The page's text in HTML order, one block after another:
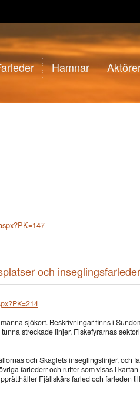
Hamnar
och inseglingsfarleder
sjökort. Beskrivningar finns i
streckade linjer. Fiskefyrarnas
och Skaglets inseglingslinjer, och
farlederr och rutter som visas i
Fjällskärs farled och farleden